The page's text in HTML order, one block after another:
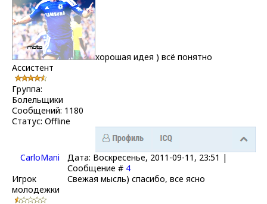
Ассистент
Группа:
Болельщики
Сообщений: 1180
Статус: Offline
хорошая идея ) всё понятно
CarloMani
Дата: Воскресенье, 2011-09-11, 23:51 |
Сообщение # 4
Игрок
молодежки
Свежая мысль) спасибо, все ясно